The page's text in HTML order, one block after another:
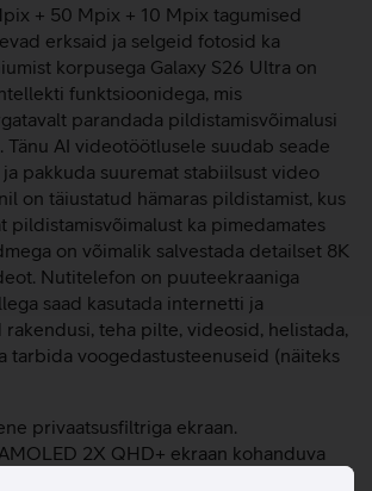
+ 50 Mpix + 10 Mpix tagumised
erksaid ja selgeid fotosid ka
korpusega Galaxy S26 Ultra on
funktsioonidega, mis
parandada pildistamisvõimalusi
Tänu AI videotöötlusele suudab seade
pakkuda suuremat stabiilsust video
on täiustatud hämaras pildistamist, kus
pildistamisvõimalust ka pimedamates
on võimalik salvestada detailset 8K
Nutitelefon on puuteekraaniga
saad kasutada internetti ja
teha pilte, videosid, helistada,
tarbida voogedastusteenuseid (näiteks
privaatsusfiltriga ekraan.
2X QHD+ ekraan kohanduva